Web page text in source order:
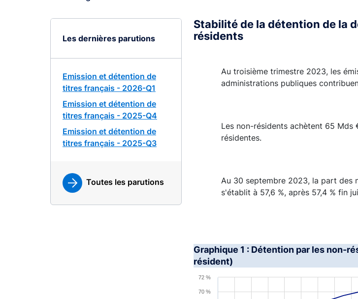
Les dernières parutions
Emission et détention de
titres français - 2026-Q1
Emission et détention de
titres français - 2025-Q4
Emission et détention de
titres français - 2025-Q3
Toutes les parutions
Stabilité de la détention de la
résidents
Au troisième trimestre 2023, les
administrations publiques
Les non-résidents achètent 65
résidentes.
Au 30 septembre 2023, la part des
s'établit à 57,6 %, après 57,4 % fin
Graphique 1 : Détention par les non-
résident)
Line chart with 4 lines.
70 %
72 %